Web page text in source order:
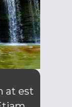
at est